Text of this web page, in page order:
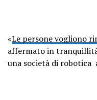
«Le persone vogliono
affermato in
una società di robotica